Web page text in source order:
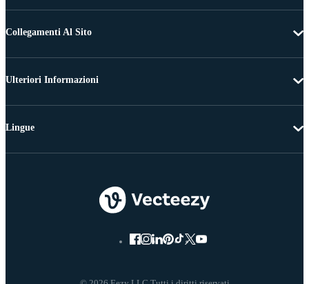
Collegamenti Al Sito
Ulteriori Informazioni
Lingue